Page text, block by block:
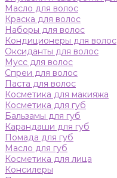
Масло для волос
Краска для волос
Наборы для волос
Кондиционеры для волос
Оксиданты для волос
Мусс для волос
Спреи для волос
Паста для волос
Косметика для макияжа
Косметика для губ
Бальзамы для губ
Карандаши для губ
Помада для губ
Масло для губ
Косметика для лица
Консилеры